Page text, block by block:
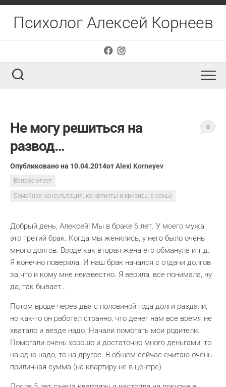
Перейти
содержанию
Психолог Алексей Корнеев
Не могу решиться на
развод…
Опубликовано на 10.04.2014отAlexi Korneyev
Вопрос-ответ
Семейная консультация: конфликты и кризисы в семье
0
Добрый день, Алексей! Мы в браке 6 лет. У моего мужа
это третий брак. Когда мы женились, у него было очень
много долгов. Вроде как вторая жена его обманула и т.д.
Я конечно поверила. И наш брак начался с отдачи долгов
за что и кому мне неизвестно. Я верила, все понимала, ну
да, так бывает…
Потом вроде через два с половиной года долги раздали,
но как-то он работал странно, что денег нам все время не
хватало и везде надо. Начали помогать мои родители.
Помогали очень хорошо и достаточно много деньгами, то
на одно надо, то на другое. В общем сейчас считаю очень
приличная сумма (на квартиру не в центре)